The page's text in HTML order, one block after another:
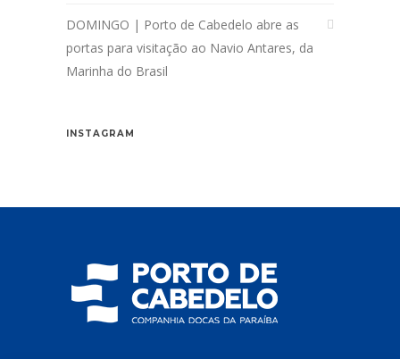
DOMINGO | Porto de Cabedelo abre as
portas para visitação ao Navio Antares, da
Marinha do Brasil
INSTAGRAM